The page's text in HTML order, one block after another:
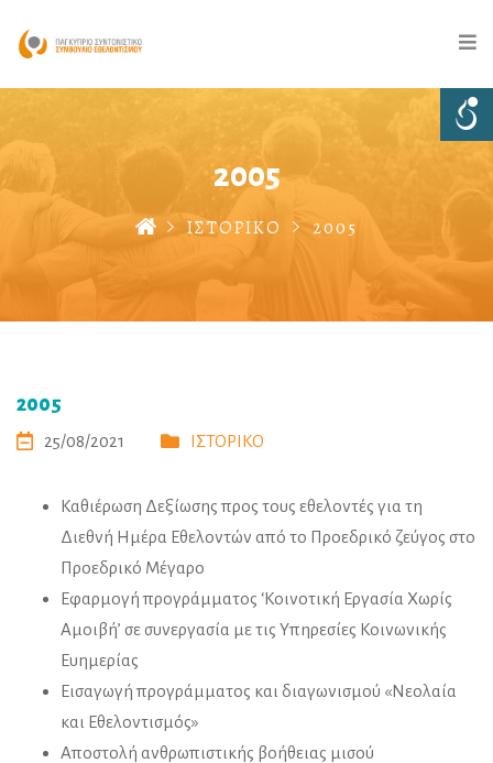
2005
ΙΣΤΟΡΙΚΟ 2005
2005
25/08/2021 ΙΣΤΟΡΙΚΟ
Καθιέρωση Δεξίωσης προς τους εθελοντές για τη
Διεθνή Ημέρα Εθελοντών από το Προεδρικό ζεύγος στο
Προεδρικό Μέγαρο
Εφαρμογή προγράμματος ‘Κοινοτική Εργασία Χωρίς
Αμοιβή’ σε συνεργασία με τις Υπηρεσίες Κοινωνικής
Ευημερίας
Εισαγωγή προγράμματος και διαγωνισμού «Νεολαία
και Εθελοντισμός»
Αποστολή ανθρωπιστικής βοήθειας μισού